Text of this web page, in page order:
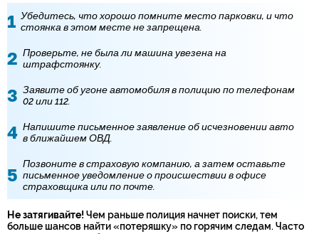
Убедитесь, что хорошо помните место парковки, и что
стоянка в этом месте не запрещена.
Проверьте, не была ли машина увезена на
штрафстоянку.
Заявите об угоне автомобиля в полицию по телефонам
02 или 112.
Напишите письменное заявление об исчезновении авто
в ближайшем ОВД.
Позвоните в страховую компанию, а затем оставьте
письменное уведомление о происшествии в офисе
страховщика или по почте.
Не затягивайте!Чем раньше полиция начнет поиски, тем
больше шансов найти «потеряшку» по горячим следам. Часто